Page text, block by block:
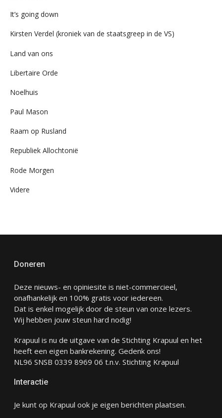
It’s going down
Kirsten Verdel (kroniek van de staatsgreep in de VS)
Land van ons
Libertaire Orde
Noelhuis
Paul Mason
Raam op Rusland
Republiek Allochtonië
Rode Morgen
Videre
Doneren
Deze nieuws- en opiniesite is niet-commercieel,
onafhankelijk en 100% gratis voor iedereen.
Dat is enkel mogelijk door de steun van onze lezers.
Wij hebben jouw steun hard nodig!
Krapuul is nu de uitgave van de Stichting Krapuul en het
heeft een eigen bankrekening. Gedenk ons!
NL96 SNSB 0339 8969 06 t.n.v. Stichting Krapuul
Interactie
Je kunt op Krapuul ook je eigen berichten plaatsen.